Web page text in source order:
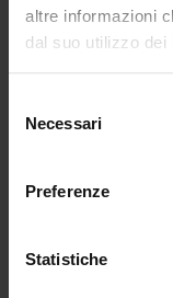
altre informazioni
dal suo utilizzo dei
delNecessari
Preferenze
Statistiche
Per ordini inferiori ai
I colli superiori a
presa di contatto
9 giorni lavorativi.